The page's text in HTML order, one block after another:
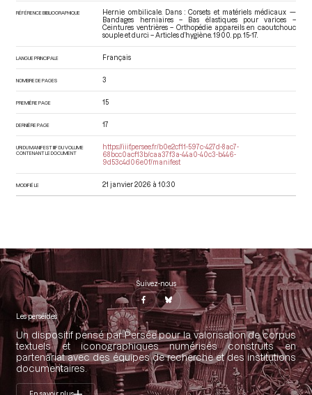
RÉFÉRENCE BIBLIOGRAPHIQUE
Hernie ombilicale. Dans : Corsets et matériels médicaux —
Bandages herniaires – Bas élastiques pour varices –
Ceintures ventrières – Orthopédie appareils en caoutchouc
souple et durci – Articles d’hygiène . 1900. pp. 15-17.
LANGUE PRINCIPALE Français
NOMBRE DE PAGES 3
PREMIÈRE PAGE 15
DERNIÈRE PAGE 17
URI DU MANIFEST IIIF DU VOLUME
CONTENANT LE DOCUMENT
https://iiif.persee.fr/b0e2cf11-597c-427d-8ac7-
68bcc0acf13b/caa37f3a-44a0-40c3-b446-
9d53c4d06e0f/manifest
MODIFIÉ LE 21 janvier 2026 à 10:30
Suivez-nous
Les perséides
Un dispositif pensé par Persée pour la valorisation de corpus
textuels et iconographiques numérisés construits en
partenariat avec des équipes de recherche et des institutions
documentaires.